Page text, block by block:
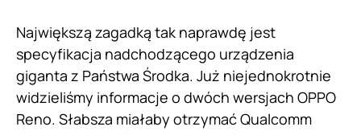
Największą zagadką tak naprawdę jest
specyfikacja nadchodzącego urządzenia
giganta z Państwa Środka. Już niejednokrotnie
widzieliśmy informacje o dwóch wersjach OPPO
Reno. Słabsza miałaby otrzymać Qualcomm